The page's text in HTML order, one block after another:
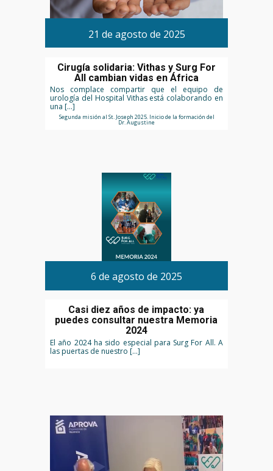
21 de agosto de 2025
Cirugía solidaria: Vithas y Surg For
All cambian vidas en África
Nos complace compartir que el equipo de
urología del Hospital Vithas está colaborando en
una […]
Segunda misión al St. Joseph 2025. Inicio de la formación del
Dr. Augustine
6 de agosto de 2025
Casi diez años de impacto: ya
puedes consultar nuestra Memoria
2024
El año 2024 ha sido especial para Surg For All. A
las puertas de nuestro […]